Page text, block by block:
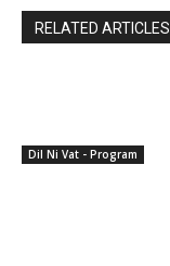
RELATED ARTICLES
Dil Ni Vat - Program